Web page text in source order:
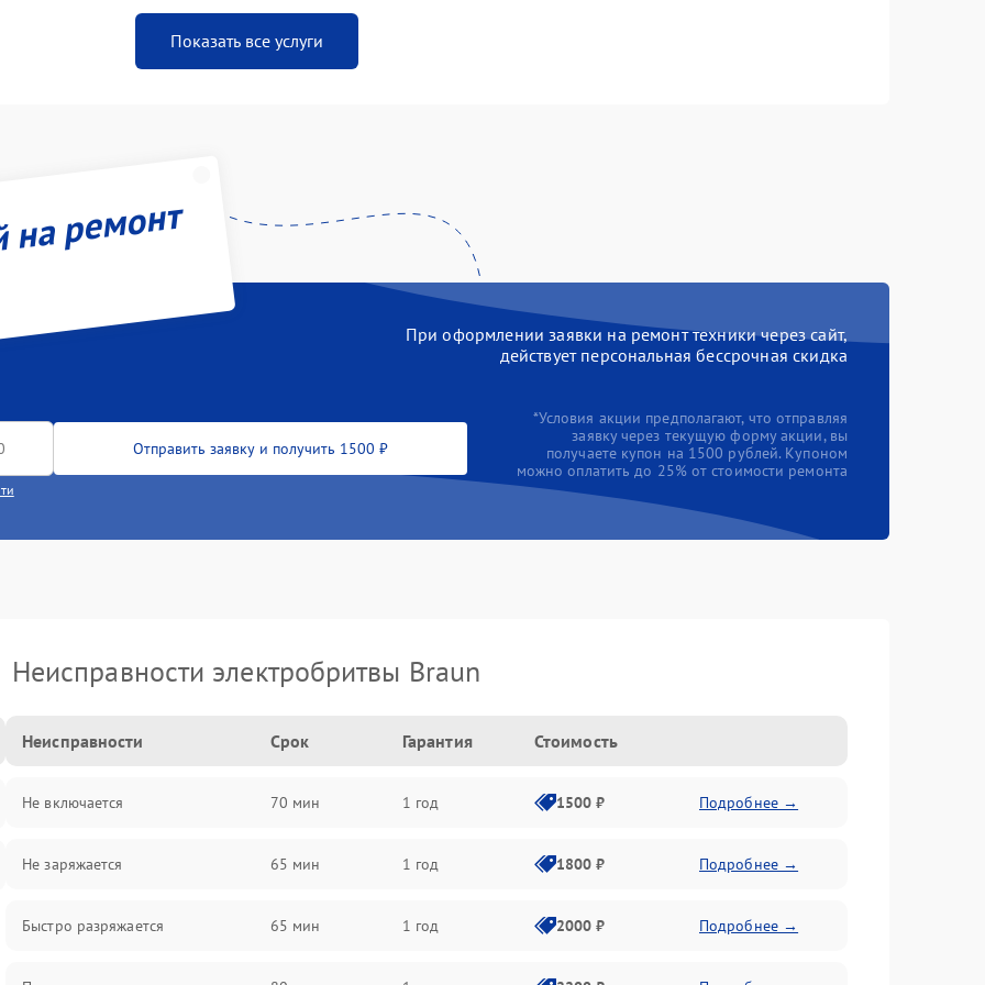
Показать все услуги
ремонт
При оформлении заявки на ремонт техники через сайт,
действует персональная бессрочная скидка
Отправить заявку и получить 1500 ₽
*Условия акции предполагают, что отправляя
заявку через текущую форму акции, вы
получаете купон на 1500 рублей. Купоном
можно оплатить до 25% от стоимости ремонта
Неисправности электробритвы Braun
Неисправности Срок Гарантия Стоимость
Не включается 70 мин 1 год 1500 ₽ Подробнее →
Не заряжается 65 мин 1 год 1800 ₽ Подробнее →
Быстро разряжается 65 мин 1 год 2000 ₽ Подробнее →